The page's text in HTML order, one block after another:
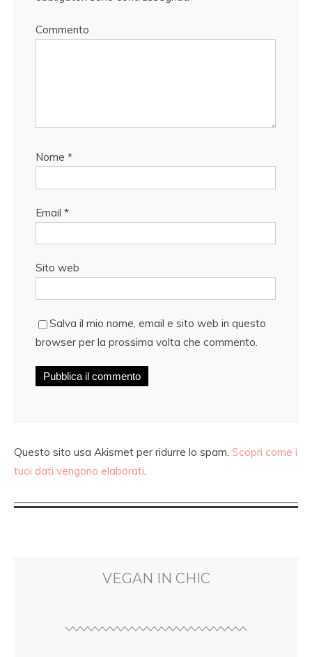
Commento
Nome *
Email *
Sito web
Salva il mio nome, email e sito web in questo
browser per la prossima volta che commento.
Questo sito usa Akismet per ridurre lo spam. Scopri come i
tuoi dati vengono elaborati.
VEGAN IN CHIC